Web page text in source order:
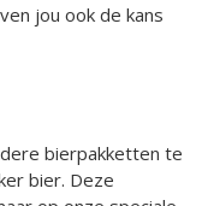
jou ook de kans
bierpakketten te
bier. Deze